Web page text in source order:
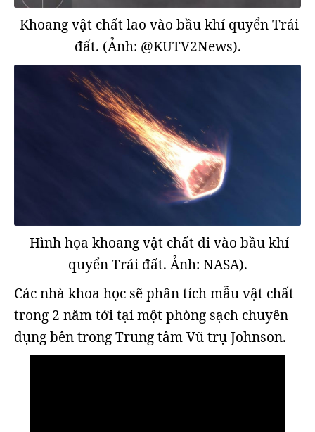
Khoang vật chất lao vào bầu khí quyển Trái
đất. (Ảnh: @KUTV2News).
Hình họa khoang vật chất đi vào bầu khí
quyển Trái đất. Ảnh: NASA).
Các nhà khoa học sẽ phân tích mẫu vật chất
trong 2 năm tới tại một phòng sạch chuyên
dụng bên trong Trung tâm Vũ trụ Johnson.